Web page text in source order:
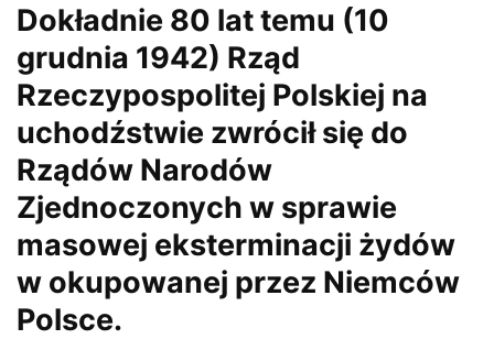
Dokładnie 80 lat temu (10
grudnia 1942) Rząd
Rzeczypospolitej Polskiej na
uchodźstwie zwrócił się do
Rządów Narodów
Zjednoczonych w sprawie
masowej eksterminacji żydów
w okupowanej przez Niemców
Polsce.